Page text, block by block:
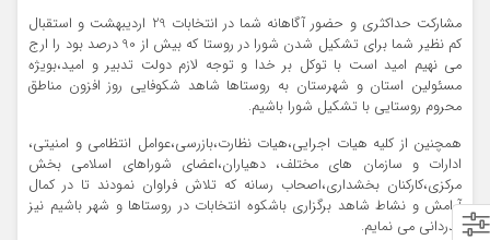
مشارکت حداکثری و حضور آگاهانه شما در انتخابات 29 اردیبهشت و استقبال
کم نظیر شما برای تشکیل شدن شورا در روستا که بیش از 90 درصد بود را ارج
می نهیم امید است با توکل بر خدا و توجه لازم دولت تدبیر و امید،بویژه
مسئولین استان و شهرستان به روستاها شاهد شکوفایی روز افزون مناطق
محروم روستایی با تشکیل شورا باشیم.
همچنین از کلیه هیات اجرایی،هیات نظارت،بازرسی،عوامل انتظامی و امنیتی،
ادارات و سازمان های مختلف، دهیاران،اعضای شوراهای اسلامی بخش
مرکزی،کارکنان بخشداری،اصحاب رسانه که تلاش فراوان نمودند تا در کمال
آرامش و نشاط شاهد برگزاری باشکوه انتخابات در روستاها و شهر باشیم نیز
قدردانی می نمایم.